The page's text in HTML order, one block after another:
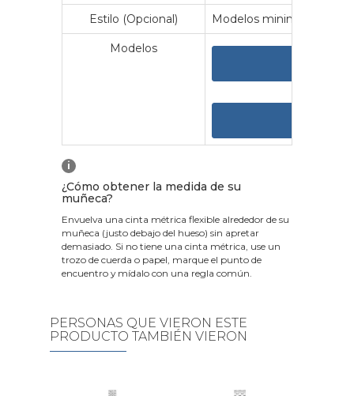
Estilo (Opcional) Modelos minimalistas y
Modelos
i
¿Cómo obtener la medida de su
muñeca?
Envuelva una cinta métrica flexible alrededor de su
muñeca (justo debajo del hueso) sin apretar
demasiado. Si no tiene una cinta métrica, use un
trozo de cuerda o papel, marque el punto de
encuentro y mídalo con una regla común.
PERSONAS QUE VIERON ESTE
PRODUCTO TAMBIÉN VIERON